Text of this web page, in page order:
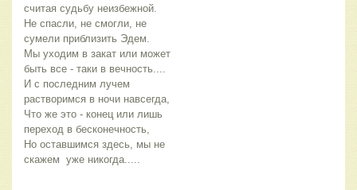
считая судьбу неизбежной.
Не спасли, не смогли, не
сумели приблизить Эдем.
Мы уходим в закат или может
быть все - таки в вечность....
И с последним лучем
растворимся в ночи навсегда,
Что же это - конец или лишь
переход в бесконечность,
Но оставшимся здесь, мы не
скажем  уже никогда.....